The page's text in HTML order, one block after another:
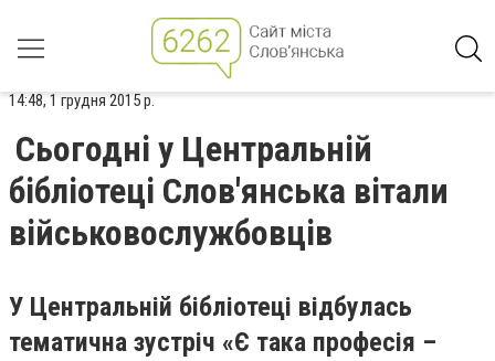
14:48, 1 грудня 2015 р.
Сьогодні у Центральній
бібліотеці Слов'янська вітали
військовослужбовців
У Центральній бібліотеці відбулась
тематична зустріч «Є така професія –